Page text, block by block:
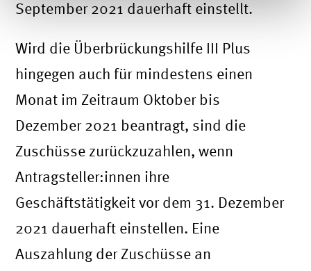
September 2021 dauerhaft einstellt.
Wird die Überbrückungshilfe III Plus
hingegen auch für mindestens einen
Monat im Zeitraum Oktober bis
Dezember 2021 beantragt, sind die
Zuschüsse zurückzuzahlen, wenn
Antragsteller:innen ihre
Geschäftstätigkeit vor dem 31. Dezember
2021 dauerhaft einstellen. Eine
Auszahlung der Zuschüsse an